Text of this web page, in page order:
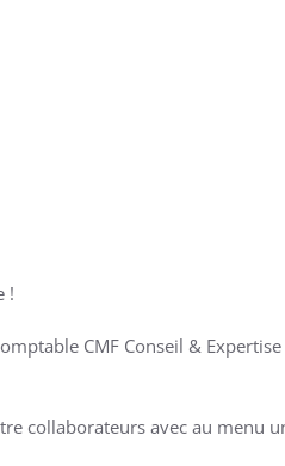
!
CMF Conseil &
collaborateurs avec au menu